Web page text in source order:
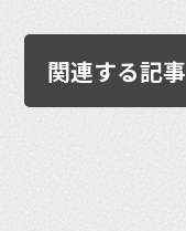
関連する記事